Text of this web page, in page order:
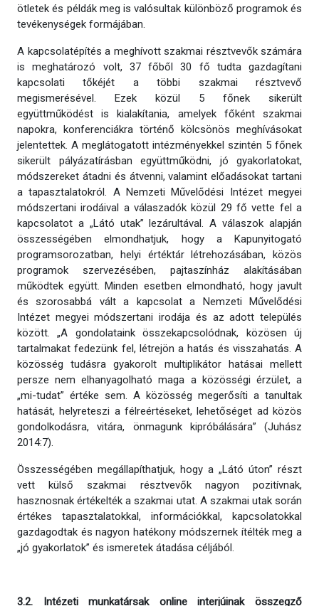
ötletek és példák meg is valósultak különböző programok és
tevékenységek formájában.
A kapcsolatépítés a meghívott szakmai résztvevők számára
is meghatározó volt, 37 főből 30 fő tudta gazdagítani
kapcsolati tőkéjét a többi szakmai résztvevő
megismerésével. Ezek közül 5 főnek sikerült
együttműködést is kialakítania, amelyek főként szakmai
napokra, konferenciákra történő kölcsönös meghívásokat
jelentettek. A meglátogatott intézményekkel szintén 5 főnek
sikerült pályázatírásban együttműködni, jó gyakorlatokat,
módszereket átadni és átvenni, valamint előadásokat tartani
a tapasztalatokról. A Nemzeti Művelődési Intézet megyei
módszertani irodáival a válaszadók közül 29 fő vette fel a
kapcsolatot a „Látó utak” lezárultával. A válaszok alapján
összességében elmondhatjuk, hogy a Kapunyitogató
programsorozatban, helyi értéktár létrehozásában, közös
programok szervezésében, pajtaszínház alakításában
működtek együtt. Minden esetben elmondható, hogy javult
és szorosabbá vált a kapcsolat a Nemzeti Művelődési
Intézet megyei módszertani irodája és az adott település
között. „A gondolataink összekapcsolódnak, közösen új
tartalmakat fedezünk fel, létrejön a hatás és visszahatás. A
közösség tudásra gyakorolt multiplikátor hatásai mellett
persze nem elhanyagolható maga a közösségi érzület, a
„mi-tudat” értéke sem. A közösség megerősíti a tanultak
hatását, helyreteszi a félreértéseket, lehetőséget ad közös
gondolkodásra, vitára, önmagunk kipróbálására” (Juhász
2014:7).
Összességében megállapíthatjuk, hogy a „Látó úton” részt
vett külső szakmai résztvevők nagyon pozitívnak,
hasznosnak értékelték a szakmai utat. A szakmai utak során
értékes tapasztalatokkal, információkkal, kapcsolatokkal
gazdagodtak és nagyon hatékony módszernek ítélték meg a
„jó gyakorlatok” és ismeretek átadása céljából.
3.2. Intézeti munkatársak online interjúinak összegző